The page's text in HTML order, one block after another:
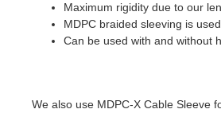
Maximum rigidity due to our
MDPC braided sleeving is
Can be used with and without
We also use MDPC-X Cable Sleeve